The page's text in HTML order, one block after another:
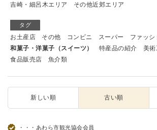
吉崎・細呂木エリア
その他近郊エリア
タグ
お土産店 その他 コンビニ スーパー
ファッシ
和菓子・洋菓子（スイーツ）
特産品の紹介 美術
食品販売店
魚介類
新しい順 古い順
・・・あわら市観光協会会員